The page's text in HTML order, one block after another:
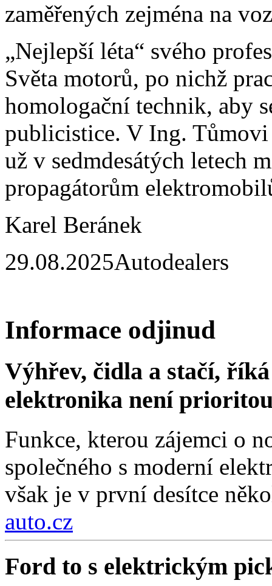
zaměřených zejména na
„Nejlepší léta“ svého
Světa motorů, po nichž
homologační technik, aby
publicistice. V Ing.
už v sedmdesátých letech
propagátorům
Karel Beránek
29.08.2025Autodealers
Informace odjinud
Výhřev, čidla a stačí,
elektronika není
Funkce, kterou zájemci o
společného s moderní
však je v první desítce
auto.cz
Ford to s elektrickým